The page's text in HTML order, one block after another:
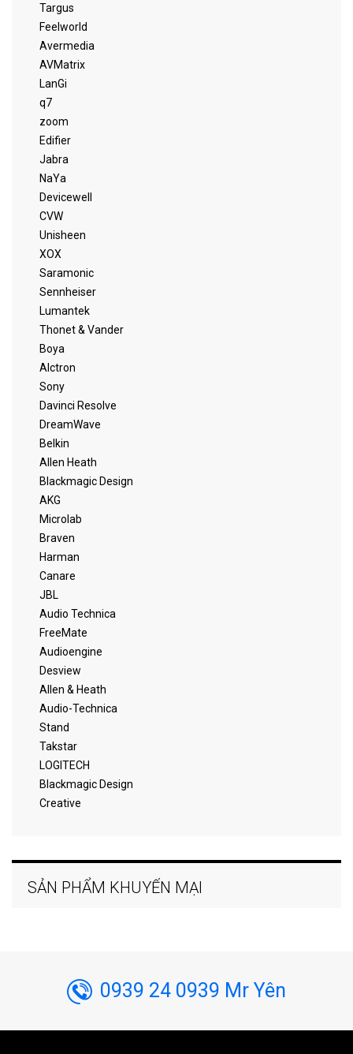
Targus
Feelworld
Avermedia
AVMatrix
LanGi
q7
zoom
Edifier
Jabra
NaYa
Devicewell
CVW
Unisheen
XOX
Saramonic
Sennheiser
Lumantek
Thonet & Vander
Boya
Alctron
Sony
Davinci Resolve
DreamWave
Belkin
Allen Heath
Blackmagic Design
AKG
Microlab
Braven
Harman
Canare
JBL
Audio Technica
FreeMate
Audioengine
Desview
Allen & Heath
Audio-Technica
Stand
Takstar
LOGITECH
Blackmagic Design
Creative
SẢN PHẨM KHUYẾN MẠI
0939 24 0939 Mr Yên